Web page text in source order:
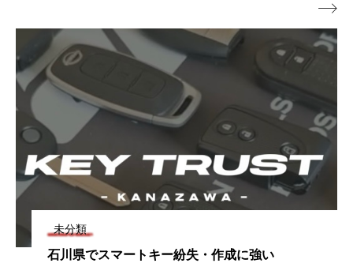
未分類
石川県でスマートキー紛失・作成に強い
